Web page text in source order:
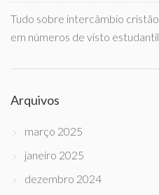
Tudo sobre intercâmbio cristão
em números de visto estudantil
Arquivos
março 2025
janeiro 2025
dezembro 2024